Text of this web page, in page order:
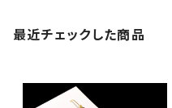
最近チェックした商品